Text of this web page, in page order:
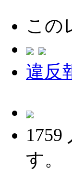
この
違反
1759
す。